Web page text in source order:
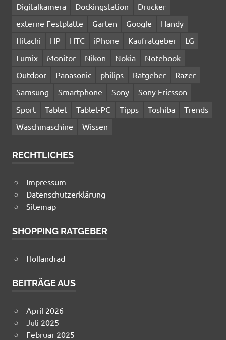
Digitalkamera
Dockingstation
Drucker
externe Festplatte
Garten Google
Handy
Hitachi
HP HTC iPhone Kaufratgeber
LG
Lumix
Monitor Nikon Nokia
Notebook
Outdoor
Panasonic philips Ratgeber
Razer
Samsung
Smartphone Sony
Sony Ericsson
Sport
Tablet Tablet-PC Tipps Toshiba
Trends
Waschmaschine
Wissen
RECHTLICHES
Impressum
Datenschutzerklärung
Sitemap
SHOPPING RATGEBER
Hollandrad
BEITRÄGE AUS
April 2026
Juli 2025
Februar 2025